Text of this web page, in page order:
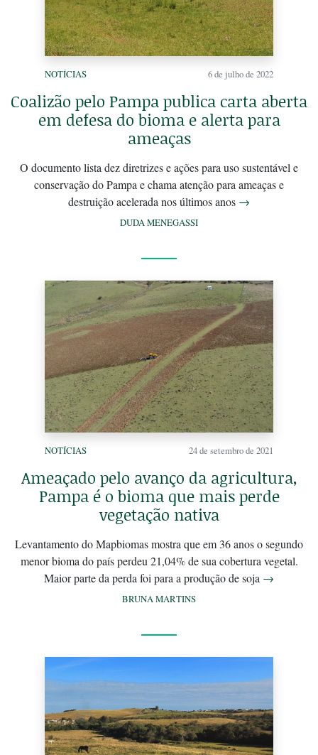
NOTÍCIAS 6 de julho de 2022
Coalizão pelo Pampa publica carta aberta
em defesa do bioma e alerta para
ameaças
O documento lista dez diretrizes e ações para uso sustentável e
conservação do Pampa e chama atenção para ameaças e
destruição acelerada nos últimos anos →
DUDA MENEGASSI
NOTÍCIAS 24 de setembro de 2021
Ameaçado pelo avanço da agricultura,
Pampa é o bioma que mais perde
vegetação nativa
Levantamento do Mapbiomas mostra que em 36 anos o segundo
menor bioma do país perdeu 21,04% de sua cobertura vegetal.
Maior parte da perda foi para a produção de soja →
BRUNA MARTINS